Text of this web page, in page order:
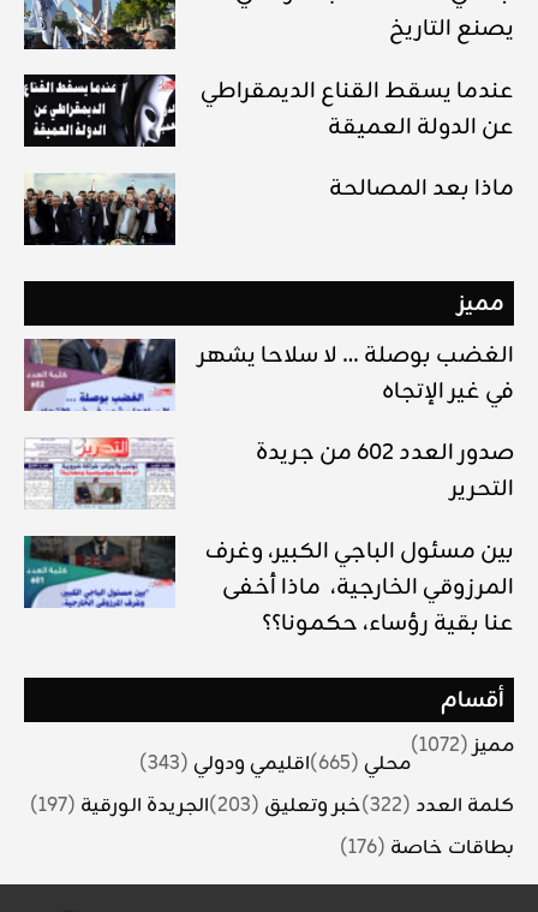
يصنع التاريخ
عندما يسقط القناع الديمقراطي
عن الدولة العميقة
ماذا بعد المصالحة
مميز
الغضب بوصلة … لا سلاحا يشهر
في غير الإتجاه
صدور العدد 602 من جريدة
التحرير
بين مسئول الباجي الكبير، وغرف
المرزوقي الخارجية، ماذا أخفى
عنا بقية رؤساء، حكمونا؟؟
أقسام
مميز(1072)
محلي (665) اقليمي ودولي (343)
كلمة العدد (322) خبر وتعليق (203) الجريدة الورقية (197)
بطاقات خاصة (176)